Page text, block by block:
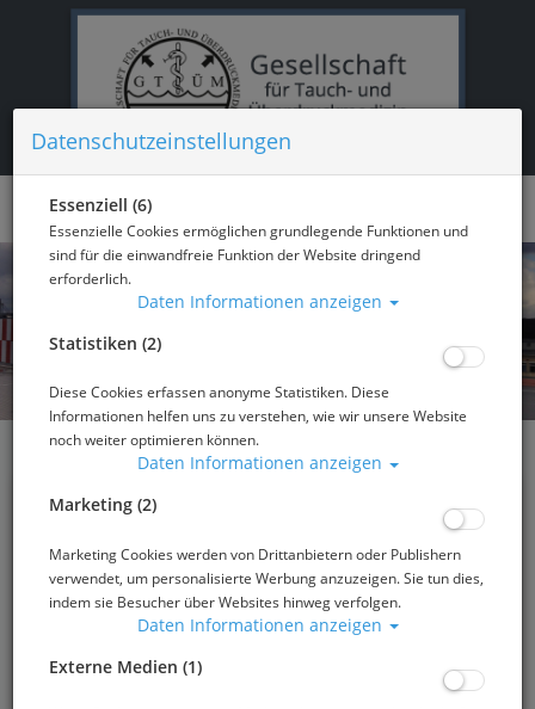
24 H HOTLINE BEI TAUCHUNFALL
Datenschutzeinstellungen
Essenziell (6)
Essenzielle Cookies ermöglichen grundlegende Funktionen und
sind für die einwandfreie Funktion der Website dringend
erforderlich.
Daten Informationen anzeigen
Statistiken (2)
Diese Cookies erfassen anonyme Statistiken. Diese
Informationen helfen uns zu verstehen, wie wir unsere Website
noch weiter optimieren können.
Daten Informationen anzeigen
Marketing (2)
Marketing Cookies werden von Drittanbietern oder Publishern
verwendet, um personalisierte Werbung anzuzeigen. Sie tun dies,
indem sie Besucher über Websites hinweg verfolgen.
Daten Informationen anzeigen
Externe Medien (1)